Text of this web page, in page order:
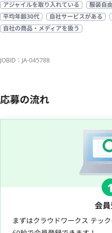
アジャイルを取り入れている 服装自由
平均年齢30代
自社サービスがある
自社の商品・メディアを扱う
JOBID：JA-045788
応募の流れ
1
会
まずはクラウドワークス テック